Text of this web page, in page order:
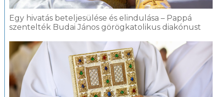
Egy hivatás beteljesülése és elindulása – Pappá
szentelték Budai János görögkatolikus diakónust